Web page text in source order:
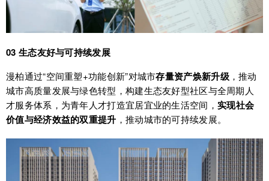
03 生态友好与可持续发展
漫柏通过“空间重塑+功能创新”对城市存量资产焕新升级，推动
城市高质量发展与绿色转型，构建生态友好型社区与全周期人
才服务体系，为青年人才打造宜居宜业的生活空间， 实现社会
价值与经济效益的双重提升 ，推动城市的可持续发展。